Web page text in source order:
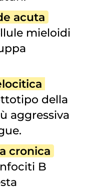
acuta
mieloidi
della
aggressiva
cronica
B